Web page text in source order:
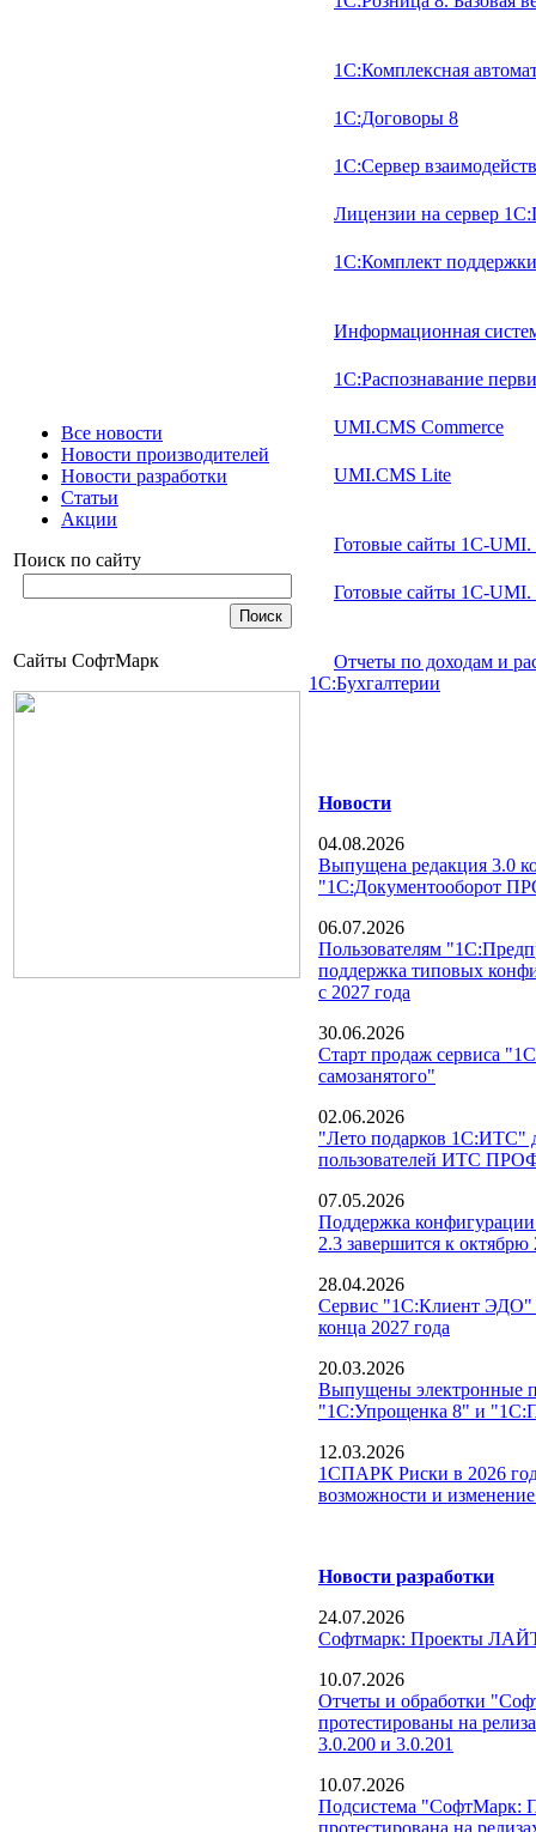
Все новости
Новости производителей
Новости разработки
Статьи
Акции
Поиск по сайту
Сайты СофтМарк
1С:Комплексная
1С:Договоры 8
1С:Сервер
Лицензии на сервер
1С:Комплект
Информационная
1С:Распознавание
UMI.CMS Commerce
UMI.CMS Lite
Готовые сайты 1С-UMI.
Готовые сайты 1С-UMI.
Отчеты по доходам и
1С:Бухгалтерии
Новости
04.08.2026
Выпущена редакция 3.0
"1С:Документооборот
06.07.2026
Пользователям
поддержка типовых
с 2027 года
30.06.2026
Старт продаж сервиса
самозанятого"
02.06.2026
"Лето подарков 1С:ИТС"
пользователей ИТС
07.05.2026
Поддержка
2.3 завершится к октябрю
28.04.2026
Сервис "1С:Клиент ЭДО"
конца 2027 года
20.03.2026
Выпущены электронные
"1С:Упрощенка 8" и
12.03.2026
1СПАРК Риски в 2026
возможности и
Новости разработки
24.07.2026
Софтмарк: Проекты
10.07.2026
Отчеты и обработки
протестированы на
3.0.200 и 3.0.201
10.07.2026
Подсистема "СофтМарк: